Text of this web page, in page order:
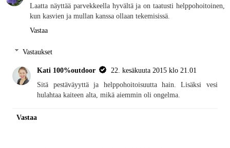
Laatta näyttää parvekkeella hyvältä ja on taatusti helppohoitoinen,
kun kasvien ja mullan kanssa ollaan tekemisissä.
Vastaa
Vastaukset
Kati 100%outdoor
22. kesäkuuta 2015 klo 21.01
Sitä pestäväyyttä ja helppohoitoisuutta hain. Lisäksi vesi
hulahtaa kaiteen alta, mikä aiemmin oli ongelma.
Vastaa